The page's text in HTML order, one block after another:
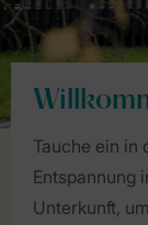
Tauche ein in
Entspannung
Unterkunft,